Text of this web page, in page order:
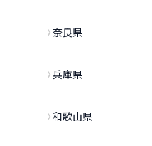
奈良県
兵庫県
和歌山県